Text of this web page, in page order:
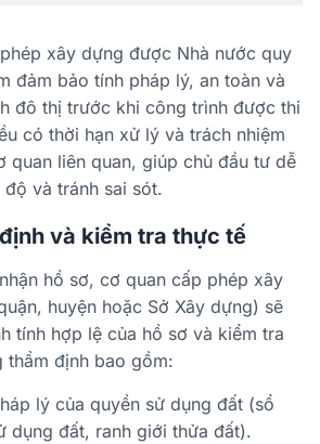
xây dựng được Nhà nước quy
đảm bảo tính pháp lý, an toàn và
đô thị trước khi công trình được thi
có thời hạn xử lý và trách nhiệm
quan liên quan, giúp chủ đầu tư dễ
và tránh sai sót.
và kiểm tra thực tế
hồ sơ, cơ quan cấp phép xây
huyện hoặc Sở Xây dựng) sẽ
tính hợp lệ của hồ sơ và kiểm tra
thẩm định bao gồm:
lý của quyền sử dụng đất (sổ
dụng đất, ranh giới thửa đất).